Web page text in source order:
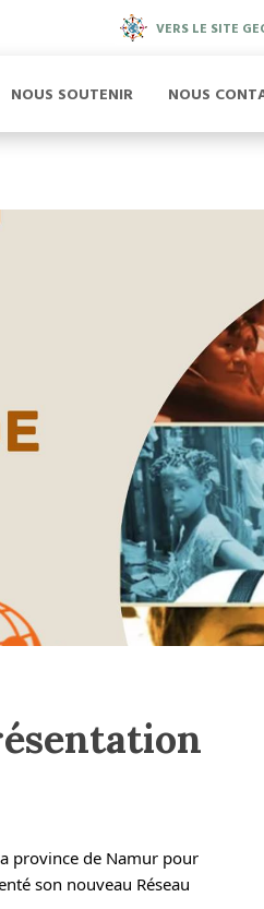
VERS LE SITE
NOUS SOUTENIR NOUS
province de Namur pour
son nouveau Réseau